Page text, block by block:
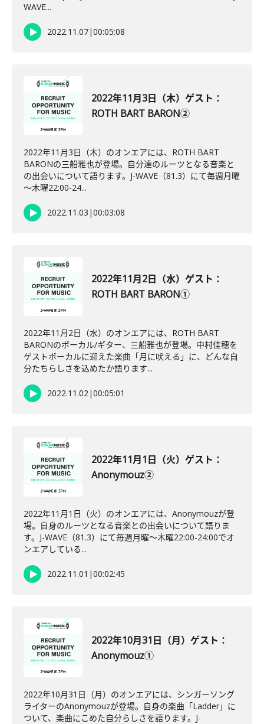
WAVE...
2022.11.07|00:05:08
2022年11月3日（木）ゲスト：
ROTH BART BARON②
2022年11月3日（木）のオンエアには、ROTH BART
BARONの三船雅也が登場。自分達のルーツとなる音楽と
の出会いについて語ります。J-WAVE（81.3）にて毎週月曜
～木曜22:00-24...
2022.11.03 |00:03:08
2022年11月2日（水）ゲスト：
ROTH BART BARON①
2022年11月2日（水）のオンエアには、ROTH BART
BARONのボーカル/ギター、三船雅也が登場。中村佳穂を
ゲストボーカルに迎えた楽曲「月に吠える」に、どんな自
分たちらしさを込めたか語ります...
2022.11.02|00:05:01
2022年11月1日（火）ゲスト：
Anonymouz②
2022年11月1日（火）のオンエアには、Anonymouzが登
場。自身のルーツとなる音楽との出会いについて語りま
す。J-WAVE（81.3）にて毎週月曜～木曜22:00-24:00でオ
ンエアしている...
2022.11.01 |00:02:45
2022年10月31日（月）ゲスト：
Anonymouz①
2022年10月31日（月）のオンエアには、シンガーソング
ライターのAnonymouzが登場。自身の楽曲「Ladder」に
ついて、楽曲にこめた自分らしさを語ります。J-